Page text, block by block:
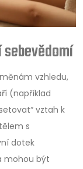
vzhledu,
(například
vztah k
s
dotek
mohou být